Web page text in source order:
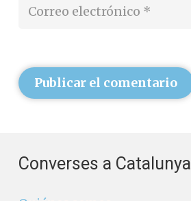
Publicar el comentario
Converses a Catalunya